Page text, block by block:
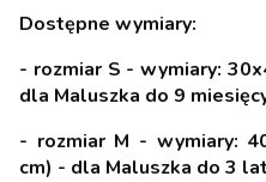
Dostępne wymiary:
- rozmiar S - wymiary:
dla Maluszka do 9
- rozmiar M - wymiary:
cm) - dla Maluszka do 3 lat